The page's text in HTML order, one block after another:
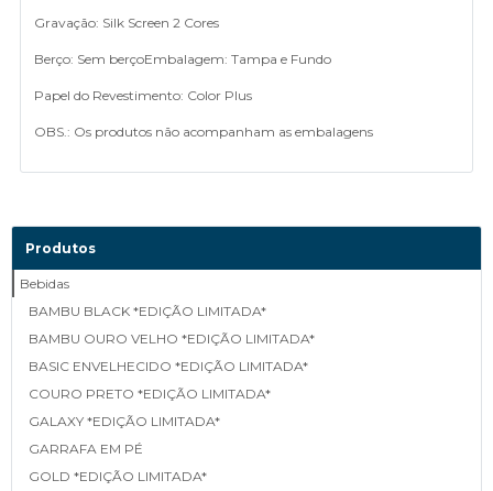
Gravação: Silk Screen 2 Cores
Berço: Sem berçoEmbalagem: Tampa e Fundo
Papel do Revestimento: Color Plus
OBS.: Os produtos não acompanham as embalagens
Produtos
Bebidas
BAMBU BLACK *EDIÇÃO LIMITADA*
BAMBU OURO VELHO *EDIÇÃO LIMITADA*
BASIC ENVELHECIDO *EDIÇÃO LIMITADA*
COURO PRETO *EDIÇÃO LIMITADA*
GALAXY *EDIÇÃO LIMITADA*
GARRAFA EM PÉ
GOLD *EDIÇÃO LIMITADA*